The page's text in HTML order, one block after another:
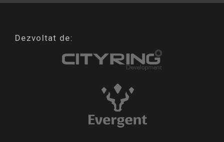
Dezvoltat de: